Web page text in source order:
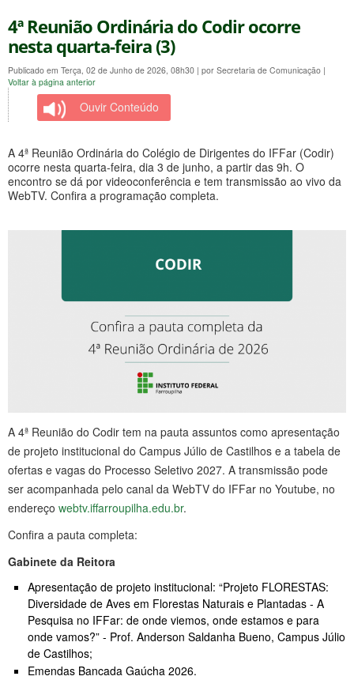
4ª Reunião Ordinária do Codir ocorre
nesta quarta-feira (3)
Publicado em Terça, 02 de Junho de 2026, 08h30 | por Secretaria de Comunicação |
Voltar à página anterior
Ouvir Conteúdo
A 4ª Reunião Ordinária do Colégio de Dirigentes do IFFar (Codir)
ocorre nesta quarta-feira, dia 3 de junho, a partir das 9h. O
encontro se dá por videoconferência e tem transmissão ao vivo da
WebTV. Confira a programação completa.
A 4ª Reunião do Codir tem na pauta assuntos como apresentação
de projeto institucional do Campus Júlio de Castilhos e a tabela de
ofertas e vagas do Processo Seletivo 2027. A transmissão pode
ser acompanhada pelo canal da WebTV do IFFar no Youtube, no
endereço webtv.iffarroupilha.edu.br.
Confira a pauta completa:
Gabinete da Reitora
Apresentação de projeto institucional: “Projeto FLORESTAS:
Diversidade de Aves em Florestas Naturais e Plantadas - A
Pesquisa no IFFar: de onde viemos, onde estamos e para
onde vamos?” - Prof. Anderson Saldanha Bueno, Campus Júlio
de Castilhos;
Emendas Bancada Gaúcha 2026.